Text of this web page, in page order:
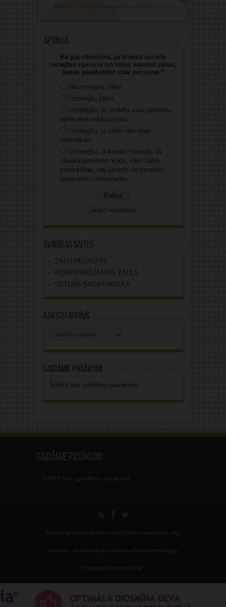
Aptauja
Kā jūs rīkosities, ja klients uzrāda
receptes numuru un vēlas saņemt zāles,
kuras parakstītas citai personai?
Neizsniegšu zāles.
Izsniegšu zāles.
Izsniegšu, ja uzrādīs savu personu
apliecinošu dokumentu.
Izsniegšu, ja zāles domātas
radiniekam.
Izsniegšu, ja klients nosauks tā
cilvēka personas kodu, kam zāles
parakstītas, vai uzrādīs šo personu
apliecinošu dokumentu.
Skatīt rezultātus
Svarīgas saites
ZĀĻU REĢISTRS
KOMPENSĒJAMĀS ZĀLES
UZTURA BAGĀTINĀTĀJI
Rakstu arhīvs
Gaidāmie pasākumi
Šobrīd nav gaidāmo pasākumi.
Gaidāmie pasākumi
Šobrīd nav gaidāmo pasākumi.
Redakcija nenes atbildību sarežģījumu gadījumos, kas
radušies, nespeciālistiem interpretējot vai nelietderīgi
izmantojot šo informāciju.